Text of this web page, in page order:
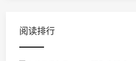
阅读排行